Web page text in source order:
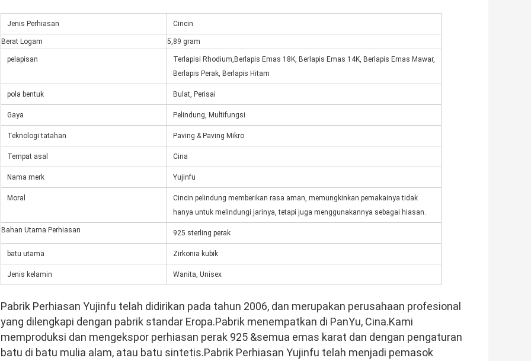
Jenis Perhiasan Cincin
Berat Logam 5,89 gram
pelapisan Terlapisi Rhodium, Berlapis Emas 18K, Berlapis Emas 14K, Berlapis Emas Mawar,
Berlapis Perak, Berlapis Hitam
pola bentuk Bulat, Perisai
Gaya Pelindung, Multifungsi
Teknologi tatahan Paving & Paving Mikro
Tempat asal Cina
Nama merk Yujinfu
Moral
Cincin pelindung memberikan rasa aman, memungkinkan pemakainya tidak
hanya untuk melindungi jarinya, tetapi juga menggunakannya sebagai hiasan.
Bahan Utama Perhiasan 925 sterling perak
batu utama Zirkonia kubik
Jenis kelamin Wanita, Unisex
Pabrik Perhiasan Yujinfu telah didirikan pada tahun 2006, dan merupakan perusahaan profesional
yang dilengkapi dengan pabrik standar Eropa.Pabrik menempatkan di PanYu, Cina.Kami
memproduksi dan mengekspor perhiasan perak 925 &semua emas karat dan dengan pengaturan
batu di batu mulia alam, atau batu sintetis.Pabrik Perhiasan Yujinfu telah menjadi pemasok